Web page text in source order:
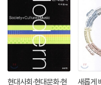
현대사회·현대문화·현
새롭게